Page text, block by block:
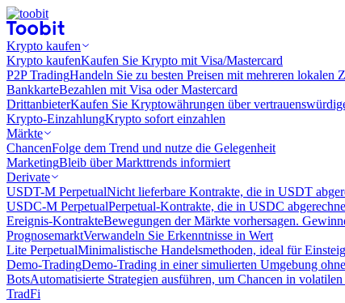
Krypto kaufen
Krypto kaufenKaufen Sie Krypto mit Visa/Mastercard
P2P TradingHandeln Sie zu besten Preisen mit mehreren lokalen
BankkarteBezahlen mit Visa oder Mastercard
DrittanbieterKaufen Sie Kryptowährungen über
Krypto-EinzahlungKrypto sofort einzahlen
Märkte
ChancenFolge dem Trend und nutze die Gelegenheit
MarketingBleib über Markttrends informiert
Derivate
USDT-M PerpetualNicht lieferbare Kontrakte, die in USDT
USDC-M PerpetualPerpetual-Kontrakte, die in USDC
Ereignis-KontrakteBewegungen der Märkte vorhersagen.
PrognosemarktVerwandeln Sie Erkenntnisse in Wert
Lite PerpetualMinimalistische Handelsmethoden, ideal für
Demo-TradingDemo-Trading in einer simulierten Umgebung
BotsAutomatisierte Strategien ausführen, um Chancen in
TradFi